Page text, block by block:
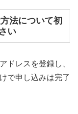
法について初
い
ドレスを登録し、
で申し込みは完了